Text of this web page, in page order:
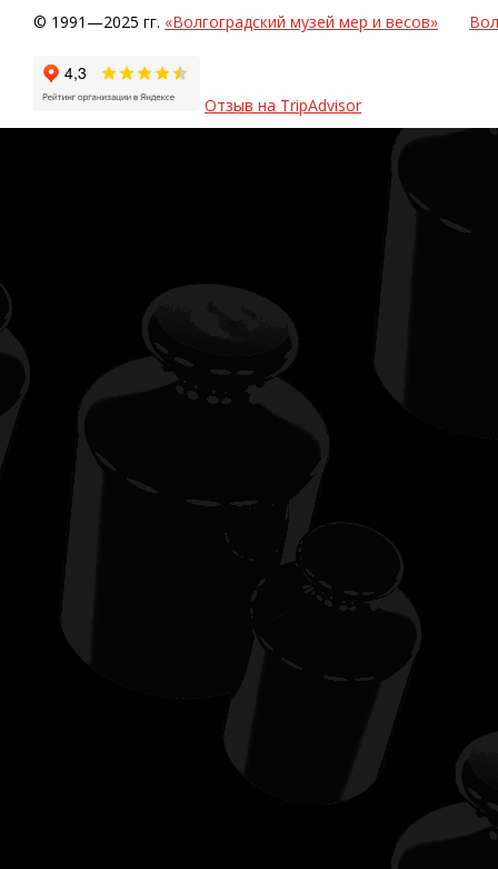
© 1991—2025 гг. «Волгоградский музей мер и весов»
Отзыв на TripAdvisor